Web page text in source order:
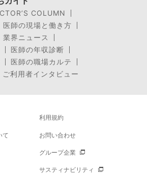
COLUMN
医師の現場と働き方
業界ニュース
医師の年収診断
医師の職場カルテ
利用者インタビュー
利用規約
て お問い合わせ
グループ企業
サスティナビリティ